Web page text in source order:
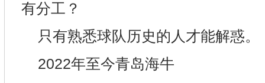
有分工？
只有熟悉球队历史的人才能解惑。
2022年至今青岛海牛